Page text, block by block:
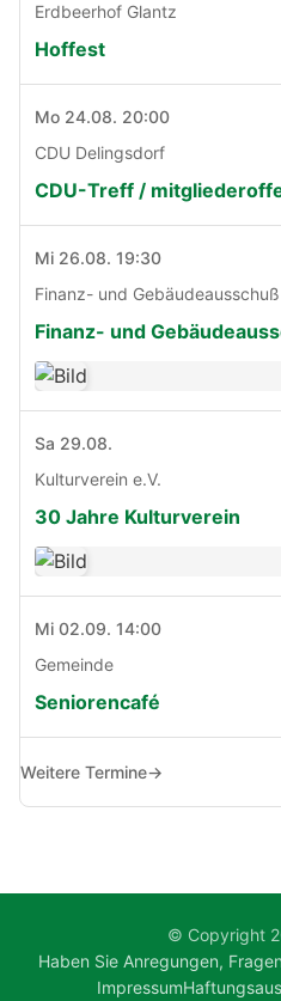
Erdbeerhof Glantz
Hoffest
Mo 24.08. 20:00
CDU Delingsdorf
CDU-Treff /
Mi 26.08. 19:30
Finanz- und Gebäudeausschuß
Finanz- und
Sa 29.08.
Kulturverein e.V.
30 Jahre Kulturverein
Mi 02.09. 14:00
Gemeinde
Seniorencafé
Weitere Termine→
© Copyright
Haben Sie Anregungen,
Impressum